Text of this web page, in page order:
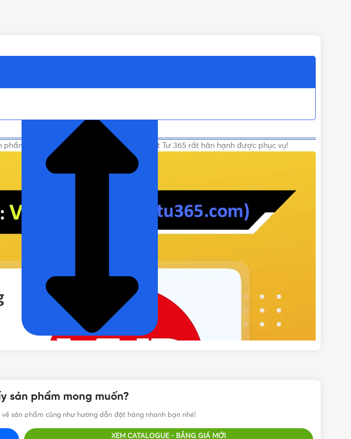
ELCB Chính hãng, Uy tín, Giá tốt. Vật Tư 365 rất hân hạnh được phục vụ!
sản phẩm mong muốn?
sản phẩm cũng như hướng dẫn đặt hàng nhanh bạn nhé!
XEM CATALOGUE - BẢNG GIÁ MỚI